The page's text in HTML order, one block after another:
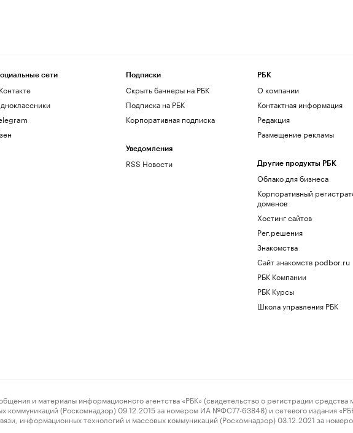
сети Подписки
Скрыть баннеры на РБК
Подписка на РБК
Корпоративная подписка
Уведомления
RSS Новости
РБК
О компании
Контактная информация
Редакция
Размещение рекламы
Другие продукты РБК
Облако для бизнеса
Корпоративный
доменов
Хостинг сайтов
Рег.решения
Знакомства
Сайт знакомств podbor.ru
РБК Компании
РБК Курсы
Школа управления РБК
материалы информационного агентства «РБК» (свидетельство о регистрации средства
(Роскомнадзор) 09.12.2015 за номером ИА №ФС77-63848) и сетевого издания
информационных технологий и массовых коммуникаций (Роскомнадзор) 03.12.2021 за